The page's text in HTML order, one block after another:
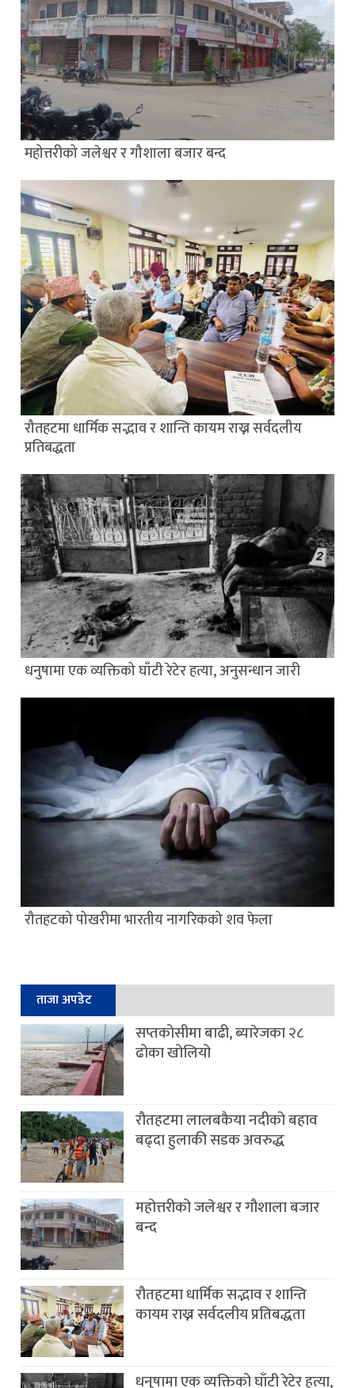
महोत्तरीको जलेश्वर र गौशाला बजार बन्द
रौतहटमा धार्मिक सद्भाव र शान्ति कायम राख्न सर्वदलीय
प्रतिबद्धता
धनुषामा एक व्यक्तिको घाँटी रेटेर हत्या, अनुसन्धान जारी
रौतहटको पोखरीमा भारतीय नागरिकको शव फेला
ताजा अपडेट
सप्तकोसीमा बाढी, ब्यारेजका २८
ढोका खोलियो
रौतहटमा लालबकैया नदीको बहाव
बढ्दा हुलाकी सडक अवरुद्ध
महोत्तरीको जलेश्वर र गौशाला बजार
बन्द
रौतहटमा धार्मिक सद्भाव र शान्ति
कायम राख्न सर्वदलीय प्रतिबद्धता
धनुषामा एक व्यक्तिको घाँटी रेटेर हत्या,